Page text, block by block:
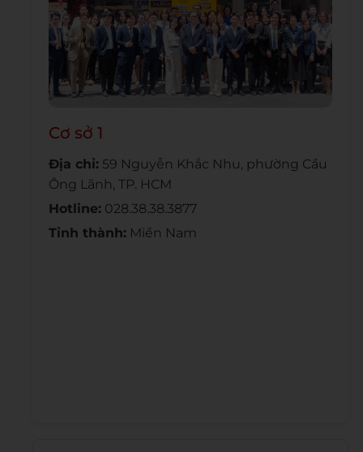
Cơ sở 1
Địa chỉ: 59 Nguyễn Khắc Nhu, phường Cầu
Ông Lãnh, TP. HCM
Hotline: 028.38.38.3877
Tỉnh thành: Miền Nam